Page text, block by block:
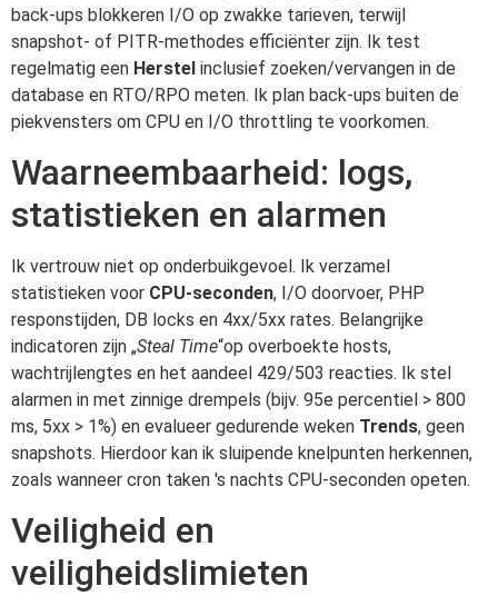
back-ups blokkeren I/O op zwakke tarieven, terwijl
snapshot- of PITR-methodes efficiënter zijn. Ik test
regelmatig een Herstel inclusief zoeken/vervangen in de
database en RTO/RPO meten. Ik plan back-ups buiten de
piekvensters om CPU en I/O throttling te voorkomen.
Waarneembaarheid: logs,
statistieken en alarmen
Ik vertrouw niet op onderbuikgevoel. Ik verzamel
statistieken voor CPU-seconden, I/O doorvoer, PHP
responstijden, DB locks en 4xx/5xx rates. Belangrijke
indicatoren zijn „Steal Time“op overboekte hosts,
wachtrijlengtes en het aandeel 429/503 reacties. Ik stel
alarmen in met zinnige drempels (bijv. 95e percentiel > 800
ms, 5xx > 1%) en evalueer gedurende weken Trends, geen
snapshots. Hierdoor kan ik sluipende knelpunten herkennen,
zoals wanneer cron taken 's nachts CPU-seconden opeten.
Veiligheid en
veiligheidslimieten